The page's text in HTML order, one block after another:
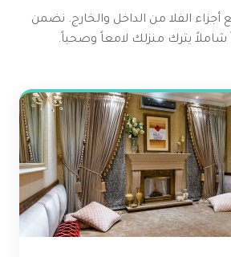
الفلا من الداخل والخارج. نضمن
شاملاً يترك منزلك لامعاً وصحياً.